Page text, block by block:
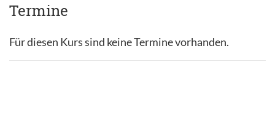
Termine
Für diesen Kurs sind keine Termine vorhanden.